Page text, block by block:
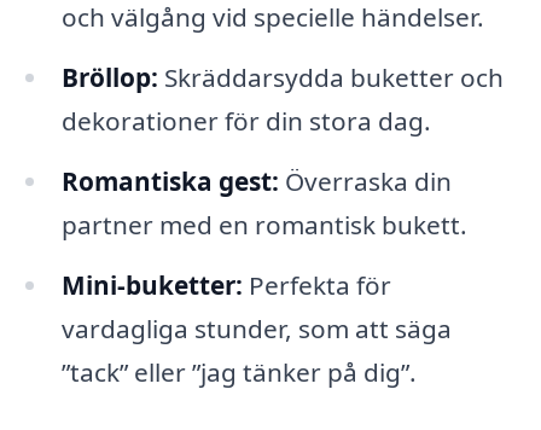
och välgång vid specielle händelser.
Bröllop: Skräddarsydda buketter och
dekorationer för din stora dag.
Romantiska gest: Överraska din
partner med en romantisk bukett.
Mini-buketter: Perfekta för
vardagliga stunder, som att säga
”tack” eller ”jag tänker på dig”.